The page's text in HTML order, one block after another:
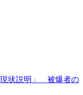
状説明」 被爆者の